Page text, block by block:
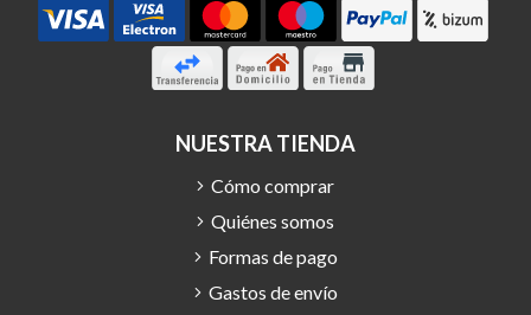
NUESTRA TIENDA
Cómo comprar
Quiénes somos
Formas de pago
Gastos de envío